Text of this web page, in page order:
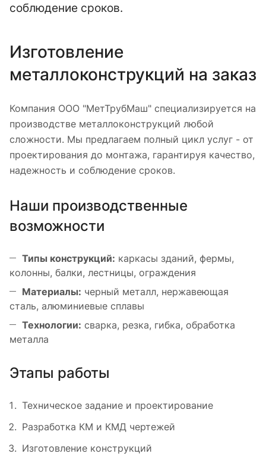
соблюдение сроков.
Изготовление
металлоконструкций на заказ
Компания ООО "МетТрубМаш" специализируется на
производстве металлоконструкций любой
сложности. Мы предлагаем полный цикл услуг - от
проектирования до монтажа, гарантируя качество,
надежность и соблюдение сроков.
Наши производственные
возможности
Типы конструкций: каркасы зданий, фермы,
колонны, балки, лестницы, ограждения
Материалы: черный металл, нержавеющая
сталь, алюминиевые сплавы
Технологии: сварка, резка, гибка, обработка
металла
Этапы работы
Техническое задание и проектирование
Разработка КМ и КМД чертежей
Изготовление конструкций